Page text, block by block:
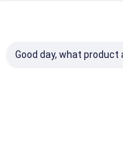
Good day, what product